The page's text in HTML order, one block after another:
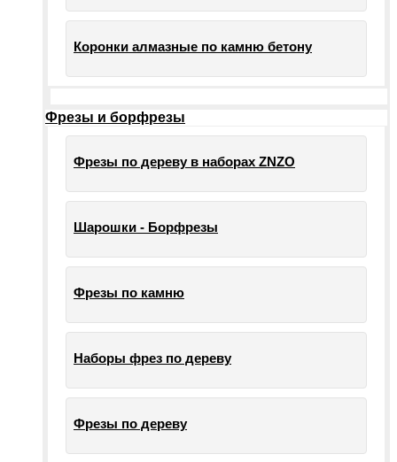
Коронки алмазные по камню бетону
Фрезы и борфрезы
Фрезы по дереву в наборах ZNZO
Шарошки - Борфрезы
Фрезы по камню
Наборы фрез по дереву
Фрезы по дереву